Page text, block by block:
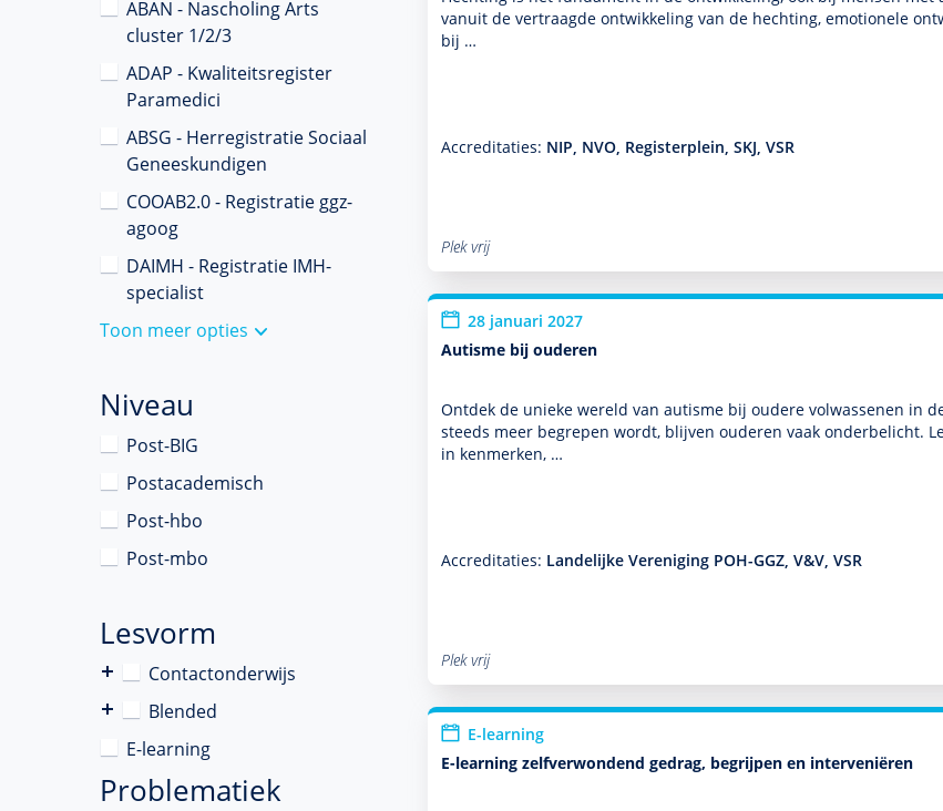
ABAN - Nascholing Arts
cluster 1/2/3
ADAP - Kwaliteitsregister
Paramedici
ABSG - Herregistratie Sociaal
Geneeskundigen
COOAB2.0 - Registratie ggz-
agoog
DAIMH - Registratie IMH-
specialist
Toon meer opties
Niveau
Post-BIG
Postacademisch
Post-hbo
Post-mbo
Lesvorm
Contactonderwijs
Blended
E-learning
Problematiek
vanuit de vertraagde ont­wikke­ling van de hechting, emotionele
bij …
Accreditaties: NIP, NVO, Registerplein, SKJ, VSR
Plek vrij
28 januari 2027
Autisme bij ouderen
Ontdek de unieke wereld van autisme bij oudere vol­was­senen in
steeds meer begrepen wordt, blijven ouderen vaak onderbelicht.
in kenmerken, …
Accreditaties: Landelijke Vereniging POH-GGZ, V&V, VSR
Plek vrij
E-learning
E-learning zelfverwondend gedrag, begrijpen en interveniëren